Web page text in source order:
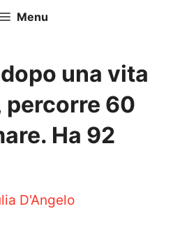
Menu
una vita
percorre 60
Ha 92
D'Angelo